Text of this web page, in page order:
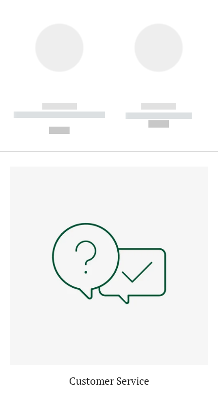
------------
----------- ----------- --------
------------
----------- -----------
Customer Service